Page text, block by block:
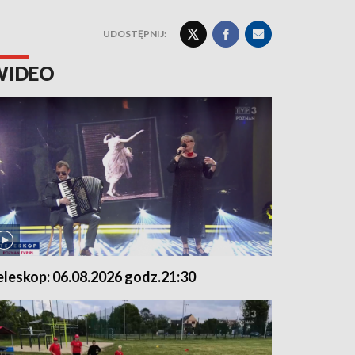
UDOSTĘPNIJ:
06.08.2026 godz.21:30